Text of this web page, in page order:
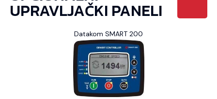
UPRAVLJAČKI PANELI
Datakom SMART 200